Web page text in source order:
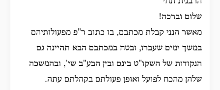
שלום וברכה!
מאשר הנני קבלת מכתבם, בו כתוב ר"פ מפעולותיהם
במשך ימים שעברו, ובטח במכתבם הבא תהיינה גם
הנקודות של השקו"ט בינם ובין הבע"ב שי', ובהמשכה
שלהן מהכח לפועל ואופן פעולתם בקהלתם עתה.